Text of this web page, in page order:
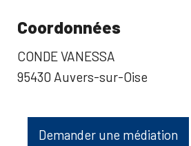
Coordonnées
CONDE VANESSA
95430 Auvers-sur-Oise
Demander une médiation